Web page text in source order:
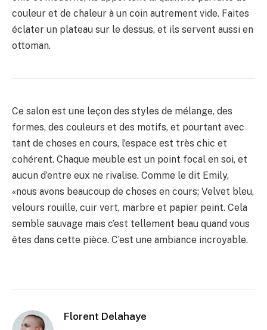
couleur et de chaleur à un coin autrement vide. Faites
éclater un plateau sur le dessus, et ils servent aussi en
ottoman.
Ce salon est une leçon des styles de mélange, des
formes, des couleurs et des motifs, et pourtant avec
tant de choses en cours, l’espace est très chic et
cohérent. Chaque meuble est un point focal en soi, et
aucun d’entre eux ne rivalise. Comme le dit Emily,
«nous avons beaucoup de choses en cours; Velvet bleu,
velours rouille, cuir vert, marbre et papier peint. Cela
semble sauvage mais c’est tellement beau quand vous
êtes dans cette pièce. C’est une ambiance incroyable.
Florent Delahaye